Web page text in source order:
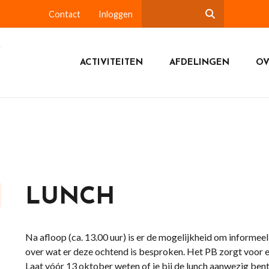
Contact Inloggen
ACTIVITEITEN AFDELINGEN
LUNCH
Na afloop (ca. 13.00 uur) is er de mogelijkheid om
over wat er deze ochtend is besproken. Het PB zorgt voor
Laat vóór 13 oktober weten of je bij de lunch aanwezig